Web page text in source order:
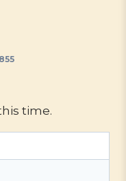
time.